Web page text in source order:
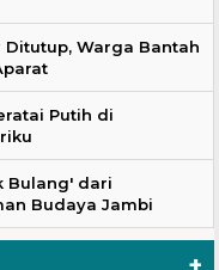
Warga Bantah
Putih di
Bulang' dari
Budaya Jambi